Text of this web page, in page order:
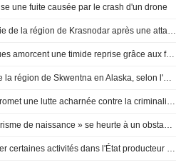
une fuite causée par le crash d'un drone
Russie : incendie dans une raffinerie de la région de Krasnodar après une attaque de drones ukrainiens
Les festivals de musique britanniques amorcent une timide reprise grâce aux facilités de paiement et aux services premium
Un séisme de magnitude 5,5 frappe la région de Skwentna en Alaska, selon l'USGS
Le nouveau président colombien promet une lutte acharnée contre la criminalité et l'austérité budgétaire lors de son discours d'investiture
L'offensive de Trump contre le " tourisme de naissance » se heurte à un obstacle juridique après un arrêt de la Cour suprême
Les États-Unis s'apprêtent à relancer certaines activités dans l'État producteur d'avocats au Mexique